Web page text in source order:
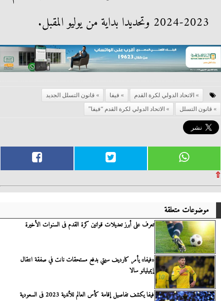
2023-2024 وتحديدا بداية من يوليو المقبل.
الاتحاد الدولي لكرة القدم فيفا
قانون التسلل الجديد
قانون التسلل
الاتحاد الدولي لكرة القدم “فيفا”
⇧
موضوعات متعلقة
تعرف على أبرز تعديلات قوانين كرة القدم فى السنوات الأخيرة
«فيفا» يأمر كارديف سيتي بدفع مستحقات نانت في صفقة انتقال
إيميليانو سالا
فيفا يكشف تفاصيل إقامة كأس العالم للأندية 2023 فى السعودية